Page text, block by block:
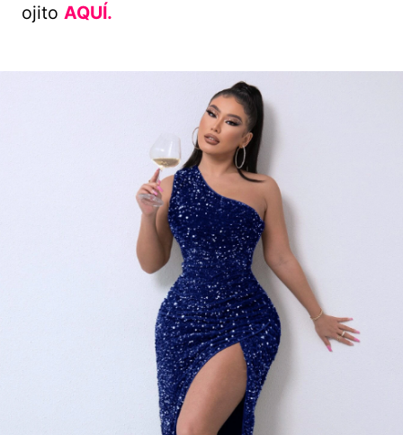
ojito AQUÍ.